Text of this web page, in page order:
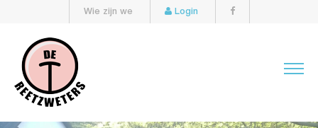
Wie zijn we Login